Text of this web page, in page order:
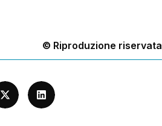
© Riproduzione riservata